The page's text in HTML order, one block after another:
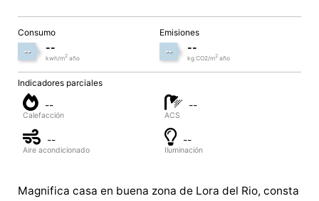
Consumo
-- --
kwh/m2año
Emisiones
-- --
kg CO2/m2año
Indicadores parciales
--
Calefacción
--
ACS
--
Aire acondicionado
--
Iluminación
Magnifica casa en buena zona de Lora del Rio, consta